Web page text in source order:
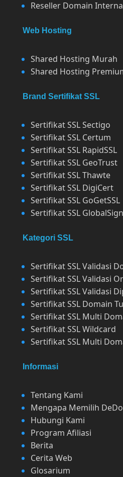
Reseller Domain
Web Hosting
Shared Hosting Murah
Shared Hosting
Brand Sertifikat SSL
Sertifikat SSL Sectigo
Sertifikat SSL Certum
Sertifikat SSL RapidSSL
Sertifikat SSL GeoTrust
Sertifikat SSL Thawte
Sertifikat SSL DigiCert
Sertifikat SSL GoGetSSL
Sertifikat SSL GlobalSign
Kategori SSL
Sertifikat SSL Validasi
Sertifikat SSL Validasi
Sertifikat SSL Validasi
Sertifikat SSL Domain
Sertifikat SSL Multi
Sertifikat SSL Wildcard
Sertifikat SSL Multi
Informasi
Tentang Kami
Mengapa Memilih
Hubungi Kami
Program Afiliasi
Berita
Cerita Web
Glosarium